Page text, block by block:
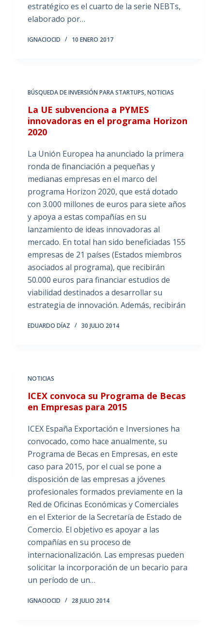
estratégico es el cuarto de la serie NEBTs,
elaborado por…
IGNACIOCID 10 ENERO 2017
BÚSQUEDA DE INVERSIÓN PARA STARTUPS,NOTICIAS
La UE subvenciona a PYMES
innovadoras en el programa Horizon
2020
La Unión Europea ha anunciado la primera
ronda de financiación a pequeñas y
medianas empresas en el marco del
programa Horizon 2020, que está dotado
con 3.000 millones de euros para siete años
y apoya a estas compañías en su
lanzamiento de ideas innovadoras al
mercado. En total han sido beneficiadas 155
empresas de 21 países (Estados miembros
asociados al programa), que recibirán
50.000 euros para financiar estudios de
viabilidad destinados a desarrollar su
estrategia de innovación. Además, recibirán
EDUARDO DÍAZ 30 JULIO 2014
NOTICIAS
ICEX convoca su Programa de Becas
en Empresas para 2015
ICEX España Exportación e Inversiones ha
convocado, como hace anualmente, su
Programa de Becas en Empresas, en este
caso para 2015, por el cual se pone a
disposición de las empresas a jóvenes
profesionales formados previamente en la
Red de Oficinas Económicas y Comerciales
en el Exterior de la Secretaría de Estado de
Comercio. El objetivo es apoyar a las
compañías en su proceso de
internacionalización. Las empresas pueden
solicitar la incorporación de un becario para
un período de un…
IGNACIOCID 28 JULIO 2014